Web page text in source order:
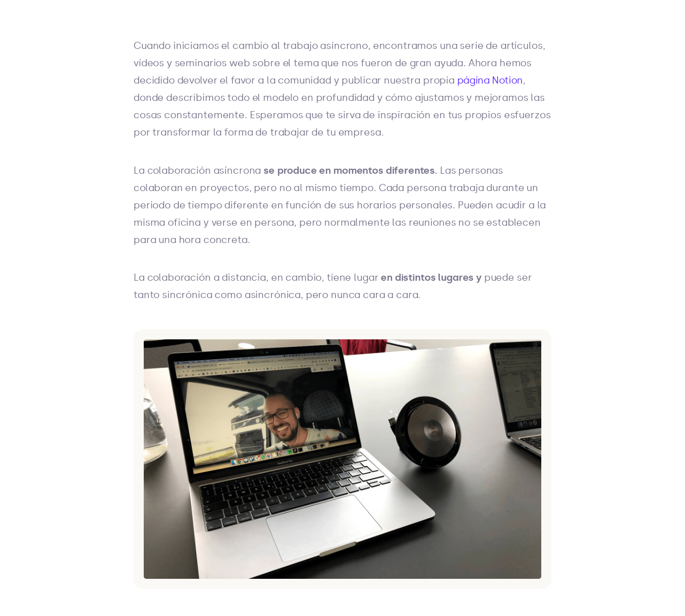
Cuando iniciamos el cambio al trabajo asíncrono, encontramos una serie de artículos,
vídeos y seminarios web sobre el tema que nos fueron de gran ayuda. Ahora hemos
decidido devolver el favor a la comunidad y publicar nuestra propia página Notion,
donde describimos todo el modelo en profundidad y cómo ajustamos y mejoramos las
cosas constantemente. Esperamos que te sirva de inspiración en tus propios esfuerzos
por transformar la forma de trabajar de tu empresa.
La colaboración asíncrona se produce en momentos diferentes. Las personas
colaboran en proyectos, pero no al mismo tiempo. Cada persona trabaja durante un
periodo de tiempo diferente en función de sus horarios personales. Pueden acudir a la
misma oficina y verse en persona, pero normalmente las reuniones no se establecen
para una hora concreta.
La colaboración a distancia, en cambio, tiene lugar en distintos lugares ypuede ser
tanto sincrónica como asincrónica, pero nunca cara a cara.